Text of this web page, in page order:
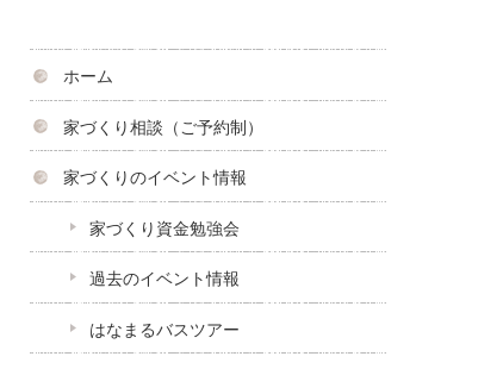
ホーム
家づくり相談（ご予約制）
家づくりのイベント情報
家づくり資金勉強会
過去のイベント情報
はなまるバスツアー